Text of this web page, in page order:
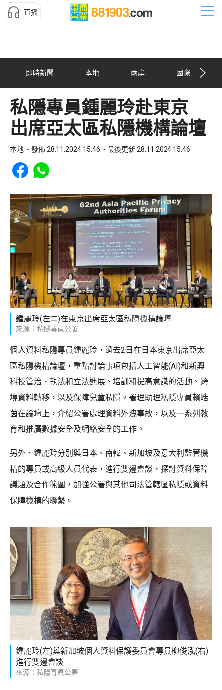
直播
即時新聞 本地 兩岸 國際
私隱專員鍾麗玲赴東京
出席亞太區私隱機構論壇
本地 發佈 28.11.2024 15:46 最後更新 28.11.2024 15:46
Share to Facebook
Share to WhatsApp
鍾麗玲(左二)在東京出席亞太區私隱機構論壇
來源：私隱專員公署
個人資料私隱專員鍾麗玲，過去2日在日本東京出席亞太
區私隱機構論壇，重點討論事項包括人工智能(AI)和新興
科技管治、執法和立法進展、培訓和提高意識的活動、跨
境資料轉移，以及保障兒童私隱。署理助理私隱專員賴皓
茵在論壇上，介紹公署處理資料外洩事故，以及一系列教
育和推廣數據安全及網絡安全的工作。
另外，鍾麗玲分別與日本、南韓、新加坡及意大利監管機
構的專員或高級人員代表，進行雙邊會談，探討資料保障
議題及合作範圍，加強公署與其他司法管轄區私隱或資料
保障機構的聯繫。
鍾麗玲(左)與新加坡個人資料保護委員會專員柳俊泓(右)
進行雙邊會談
來源：私隱專員公署